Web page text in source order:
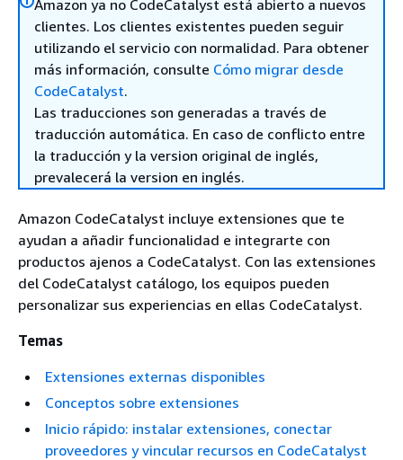
Amazon ya no CodeCatalyst está abierto a nuevos
clientes. Los clientes existentes pueden seguir
utilizando el servicio con normalidad. Para obtener
más información, consulte Cómo migrar desde
CodeCatalyst.
Las traducciones son generadas a través de
traducción automática. En caso de conflicto entre
la traducción y la version original de inglés,
prevalecerá la version en inglés.
Amazon CodeCatalyst incluye extensiones que te
ayudan a añadir funcionalidad e integrarte con
productos ajenos a CodeCatalyst. Con las extensiones
del CodeCatalyst catálogo, los equipos pueden
personalizar sus experiencias en ellas CodeCatalyst.
Temas
Extensiones externas disponibles
Conceptos sobre extensiones
Inicio rápido: instalar extensiones, conectar
proveedores y vincular recursos en CodeCatalyst